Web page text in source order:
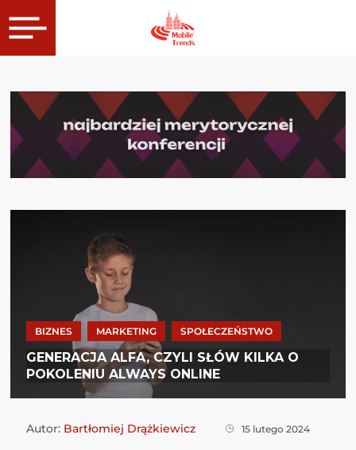
BIZNES MARKETING SPOŁECZEŃSTWO
GENERACJA ALFA, CZYLI SŁÓW KILKA O
POKOLENIU ALWAYS ONLINE
Autor: Bartłomiej Drążkiewicz 15 lutego 2024